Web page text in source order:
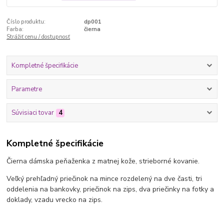
Číslo produktu:
dp001
Farba:
čierna
Strážiť cenu / dostupnosť
Kompletné špecifikácie
Parametre
Súvisiaci tovar 4
Kompletné špecifikácie
Čierna dámska peňaženka z matnej kože, strieborné kovanie.
Veľký prehľadný priečinok na mince rozdelený na dve časti, tri
oddelenia na bankovky, priečinok na zips, dva priečinky na fotky a
doklady, vzadu vrecko na zips.